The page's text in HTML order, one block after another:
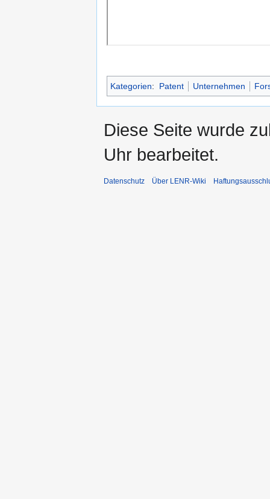
Kategorien: Patent Unternehmen
Diese Seite wurde
Uhr bearbeitet.
Datenschutz Über LENR-Wiki